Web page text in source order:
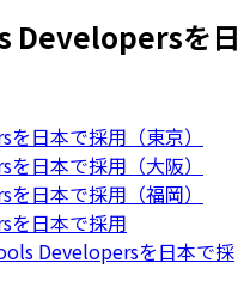
Developersを日
日本で採用（東京）
日本で採用（大阪）
日本で採用（福岡）
を日本で採用
Developersを日本で採